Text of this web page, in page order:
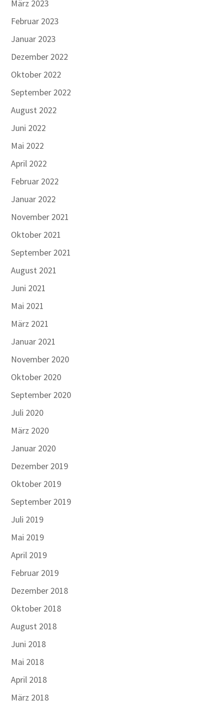
März 2023
Februar 2023
Januar 2023
Dezember 2022
Oktober 2022
September 2022
August 2022
Juni 2022
Mai 2022
April 2022
Februar 2022
Januar 2022
November 2021
Oktober 2021
September 2021
August 2021
Juni 2021
Mai 2021
März 2021
Januar 2021
November 2020
Oktober 2020
September 2020
Juli 2020
März 2020
Januar 2020
Dezember 2019
Oktober 2019
September 2019
Juli 2019
Mai 2019
April 2019
Februar 2019
Dezember 2018
Oktober 2018
August 2018
Juni 2018
Mai 2018
April 2018
März 2018